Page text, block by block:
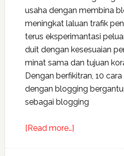
usaha dengan membina
meningkat laluan trafik
terus eksperimantasi
duit dengan kesesuaian
minat sama dan tujuan
Dengan berfikitran, 10
dengan blogging
sebagai blogging
[Read more…]about